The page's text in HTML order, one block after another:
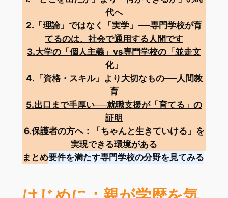
代へ
2.「理論」ではなく「実学」──専門学校が育
てるのは、社会で通用する人間です
3.大学の「個人主義」vs専門学校の「並走文
化」
4.「資格・スキル」より大切なもの──人間教
育
5.出口まで手厚い──就職支援が「育てる」の
証明
6.保護者の方へ：「ちゃんと生きていける」を
実現できる環境がある
まとめ要件を満たす専門学校の分野を見てみる